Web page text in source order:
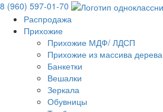
8 (960) 597-01-70
Распродажа
Прихожие
Прихожие МДФ/ ЛДСП
Прихожие из массива дерева
Банкетки
Вешалки
Зеркала
Обувницы